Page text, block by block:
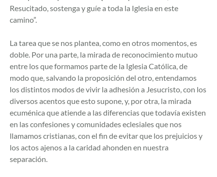
Resucitado, sostenga y guíe a toda la Iglesia en este
camino”.
La tarea que se nos plantea, como en otros momentos, es
doble. Por una parte, la mirada de reconocimiento mutuo
entre los que formamos parte de la Iglesia Católica, de
modo que, salvando la proposición del otro, entendamos
los distintos modos de vivir la adhesión a Jesucristo, con los
diversos acentos que esto supone, y, por otra, la mirada
ecuménica que atiende a las diferencias que todavía existen
en las confesiones y comunidades eclesiales que nos
llamamos cristianas, con el fin de evitar que los prejuicios y
los actos ajenos a la caridad ahonden en nuestra
separación.